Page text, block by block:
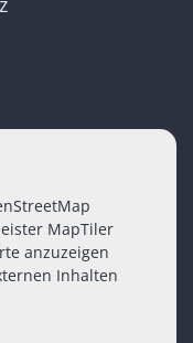
MapTiler
anzuzeigen
Inhalten